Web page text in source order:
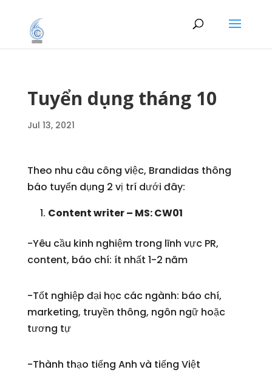
Tuyển dụng tháng 10
Jul 13, 2021
Theo nhu câu công việc, Brandidas thông
báo tuyển dụng 2 vị trí dưới đây:
Content writer – MS: CW01
-Yêu cầu kinh nghiệm trong lĩnh vực PR,
content, báo chí: ít nhất 1-2 năm
-Tốt nghiệp đại học các ngành: báo chí,
marketing, truyền thông, ngôn ngữ hoặc
tương tự
-Thành thạo tiếng Anh và tiếng Việt